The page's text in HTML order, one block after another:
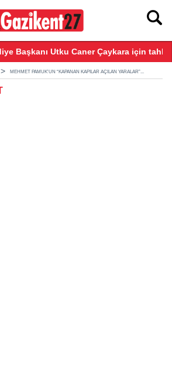
Başkanı Utku Caner Çaykara için
MEHMET PAMUK'UN “KAPANAN KAPILAR AÇILAN YARALAR”...